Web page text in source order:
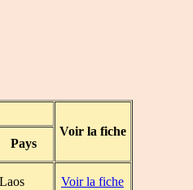
Voir la fiche
Pays
Laos Voir la fiche